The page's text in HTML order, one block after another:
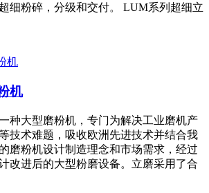
细粉碎，分级和交付。 LUM系列超细立
机
种大型磨粉机，专门为解决工业磨机产
技术难题，吸收欧洲先进技术并结合我
磨粉机设计制造理念和市场需求，经过
改进后的大型粉磨设备。立磨采用了合